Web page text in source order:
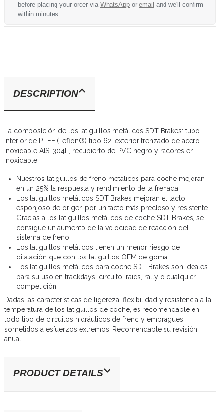
before placing your order via WhatsApp or email and we'll confirm
within minutes.
DESCRIPTION
La composición de los latiguillos metálicos SDT Brakes: tubo
interior de PTFE (Teflon®) tipo 62, exterior trenzado de acero
inoxidable AISI 304L, recubierto de PVC negro y racores en
inoxidable.
Nuestros latiguillos de freno metálicos para coche mejoran
en un 25% la respuesta y rendimiento de la frenada.
Los latiguillos metálicos SDT Brakes mejoran el tacto
esponjoso de origen por un tacto más precioso y resistente.
Gracias a los latiguillos metálicos de coche SDT Brakes, se
consigue un aumento de la velocidad de reacción del
sistema de freno.
Los latiguillos metálicos tienen un menor riesgo de
dilatación que con los latiguillos OEM de goma.
Los latiguillos metálicos para coche SDT Brakes son ideales
para su uso en trackdays, circuito, raids, rally o cualquier
competición.
Dadas las características de ligereza, flexibilidad y resistencia a la
temperatura de los latiguillos de coche, es recomendable en
todo tipo de circuitos hidráulicos de freno y embragues
sometidos a esfuerzos extremos. Recomendable su revisión
anual.
PRODUCT DETAILS